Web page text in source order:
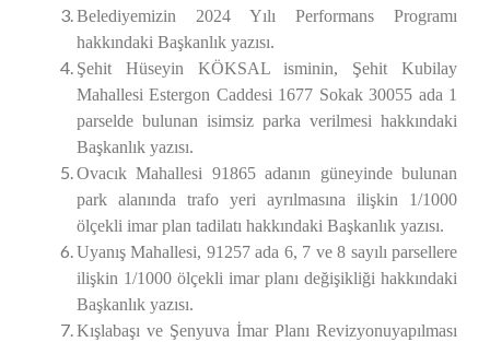
Belediyemizin 2024 Yılı Performans Programı
hakkındaki Başkanlık yazısı.
Şehit Hüseyin KÖKSAL isminin, Şehit Kubilay
Mahallesi Estergon Caddesi 1677 Sokak 30055 ada 1
parselde bulunan isimsiz parka verilmesi hakkındaki
Başkanlık yazısı.
Ovacık Mahallesi 91865 adanın güneyinde bulunan
park alanında trafo yeri ayrılmasına ilişkin 1/1000
ölçekli imar plan tadilatı hakkındaki Başkanlık yazısı.
Uyanış Mahallesi, 91257 ada 6, 7 ve 8 sayılı parsellere
ilişkin 1/1000 ölçekli imar planı değişikliği hakkındaki
Başkanlık yazısı.
Kışlabaşı ve Şenyuva İmar Planı Revizyonuyapılması